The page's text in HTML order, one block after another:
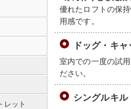
優れたロフトの保
用感です。
ドッグ・キ
室内での一度の試
ださい。
シングルキル
レット